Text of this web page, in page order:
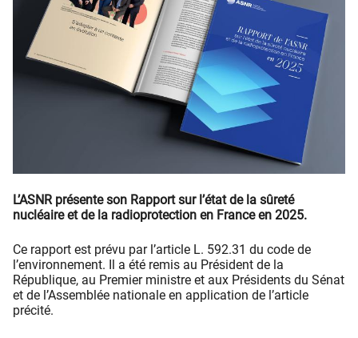
L’ASNR présente son Rapport sur l’état de la sûreté
nucléaire et de la radioprotection en France en 2025.
Ce rapport est prévu par l’article L. 592.31 du code de
l’environnement. Il a été remis au Président de la
République, au Premier ministre et aux Présidents du Sénat
et de l’Assemblée nationale en application de l’article
précité.